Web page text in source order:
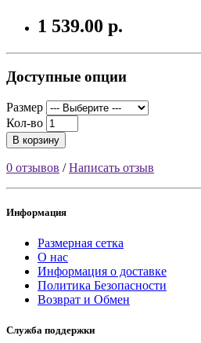
1 539.00 р.
Доступные опции
Размер
Кол-во
В корзину
0 отзывов /Написать отзыв
Информация
Размерная сетка
О нас
Информация о доставке
Политика Безопасности
Возврат и Обмен
Служба поддержки